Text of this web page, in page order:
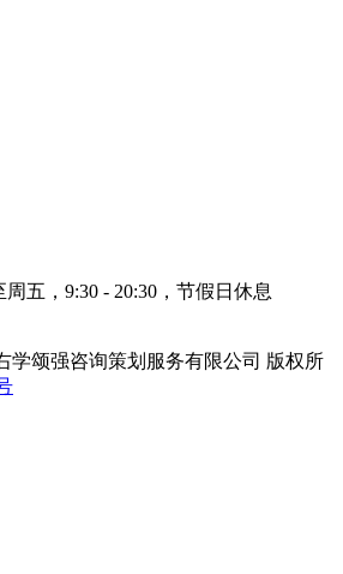
五，9:30 - 20:30，节假日休息
学颂强咨询策划服务有限公司 版权所